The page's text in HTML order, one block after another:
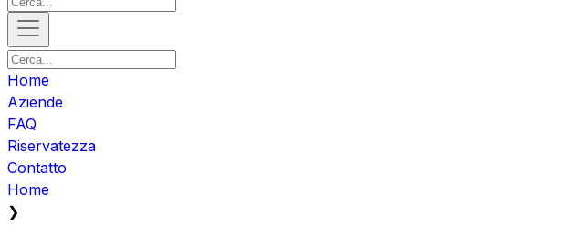
Home
Aziende
FAQ
Riservatezza
Contatto
Home
❯